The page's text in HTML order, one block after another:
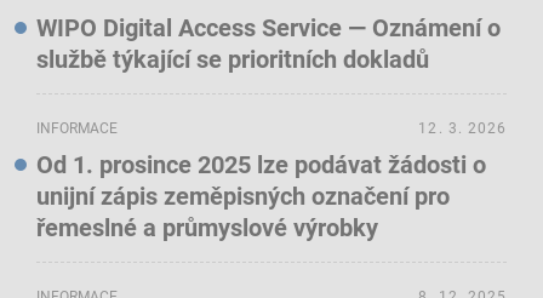
WIPO Digital Access Service — Oznámení o
službě týkající se prioritních dokladů
INFORMACE
Od 1. prosince 2025 lze podávat žádosti o
unijní zápis zeměpisných označení pro
řemeslné a průmyslové výrobky
12. 3. 2026